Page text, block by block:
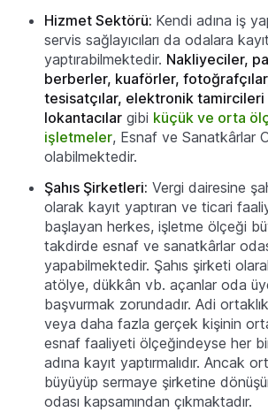
Hizmet Sektörü: Kendi adına iş
servis sağlayıcıları da odalara kayıt
yaptırabilmektedir. Nakliyeciler,
berberler, kuaförler,
tesisatçılar, elektronik tamircileri
lokantacılar gibi küçük ve orta
işletmeler, Esnaf ve Sanatkârlar
olabilmektedir.
Şahıs Şirketleri: Vergi dairesine
olarak kayıt yaptıran ve ticari
başlayan herkes, işletme ölçeği
takdirde esnaf ve sanatkârlar
yapabilmektedir. Şahıs şirketi
atölye, dükkân vb. açanlar oda
başvurmak zorundadır. Adi
veya daha fazla gerçek kişinin
esnaf faaliyeti ölçeğindeyse her
adına kayıt yaptırmalıdır. Ancak
büyüyüp sermaye şirketine
odası kapsamından çıkmaktadır.